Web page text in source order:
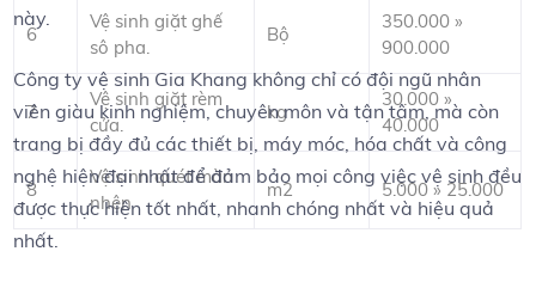
6
Vệ sinh giặt ghế
sô pha.
Bộ
350.000 »
900.000
7
Vệ sinh giặt rèm
cửa.
kg
30.000 »
40.000
8
Vệ sinh quét màn
nhện
m2 5.000 » 25.000
này.
Công ty vệ sinh Gia Khang không chỉ có đội ngũ nhân
viên giàu kinh nghiệm, chuyên môn và tận tâm, mà còn
trang bị đầy đủ các thiết bị, máy móc, hóa chất và công
nghệ hiện đại nhất để đảm bảo mọi công việc vệ sinh đều
được thực hiện tốt nhất, nhanh chóng nhất và hiệu quả
nhất.